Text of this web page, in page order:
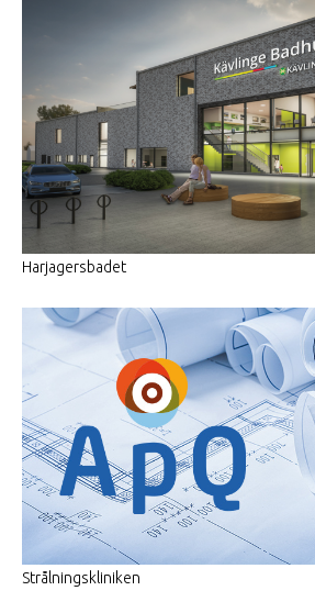
Harjagersbadet
Strålningskliniken